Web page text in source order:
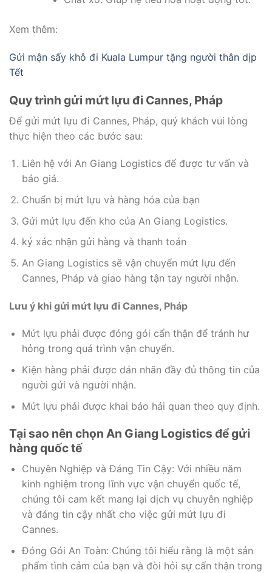
Xem thêm:
Gửi mận sấy khô đi Kuala Lumpur tặng người thân dịp
Tết
Quy trình gửi mứt lựu đi Cannes, Pháp
Để gửi mứt lựu đi Cannes, Pháp, quý khách vui lòng
thực hiện theo các bước sau:
Liên hệ với An Giang Logistics để được tư vấn và
báo giá.
Chuẩn bị mứt lựu và hàng hóa của bạn
Gửi mứt lựu đến kho của An Giang Logistics.
ký xác nhận gửi hàng và thanh toán
An Giang Logistics sẽ vận chuyển mứt lựu đến
Cannes, Pháp và giao hàng tận tay người nhận.
Lưu ý khi gửi mứt lựu đi Cannes, Pháp
Mứt lựu phải được đóng gói cẩn thận để tránh hư
hỏng trong quá trình vận chuyển.
Kiện hàng phải được dán nhãn đầy đủ thông tin của
người gửi và người nhận.
Mứt lựu phải được khai báo hải quan theo quy định.
Tại sao nên chọn An Giang Logistics để gửi
hàng quốc tế
Chuyên Nghiệp và Đáng Tin Cậy: Với nhiều năm
kinh nghiệm trong lĩnh vực vận chuyển quốc tế,
chúng tôi cam kết mang lại dịch vụ chuyên nghiệp
và đáng tin cậy nhất cho việc gửi mứt lựu đi
Cannes.
Đóng Gói An Toàn: Chúng tôi hiểu rằng là một sản
phẩm tình cảm của bạn và đòi hỏi sự cẩn thận trong